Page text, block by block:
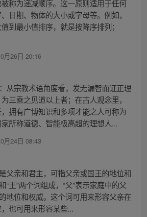
称为递减顺序。这一原则适用于任何
日期、物体的大小或字母等。例如，
到最小值排序，就是按降序排列；
月26日 20:16
从宗教术语角度看，发无漏智而证正理
三乘之见道以上者；在古人观念里，
拥有广博知识和多项才能之人可称为
所称道德、智能极高超的理想人...
月24日 08:43
父亲和君主，可指父亲或国王的地位和
“王”两个词组成，“父”表示家庭中的父
地位和权威。这个词可用来形容父亲在
也可用来形容某些...